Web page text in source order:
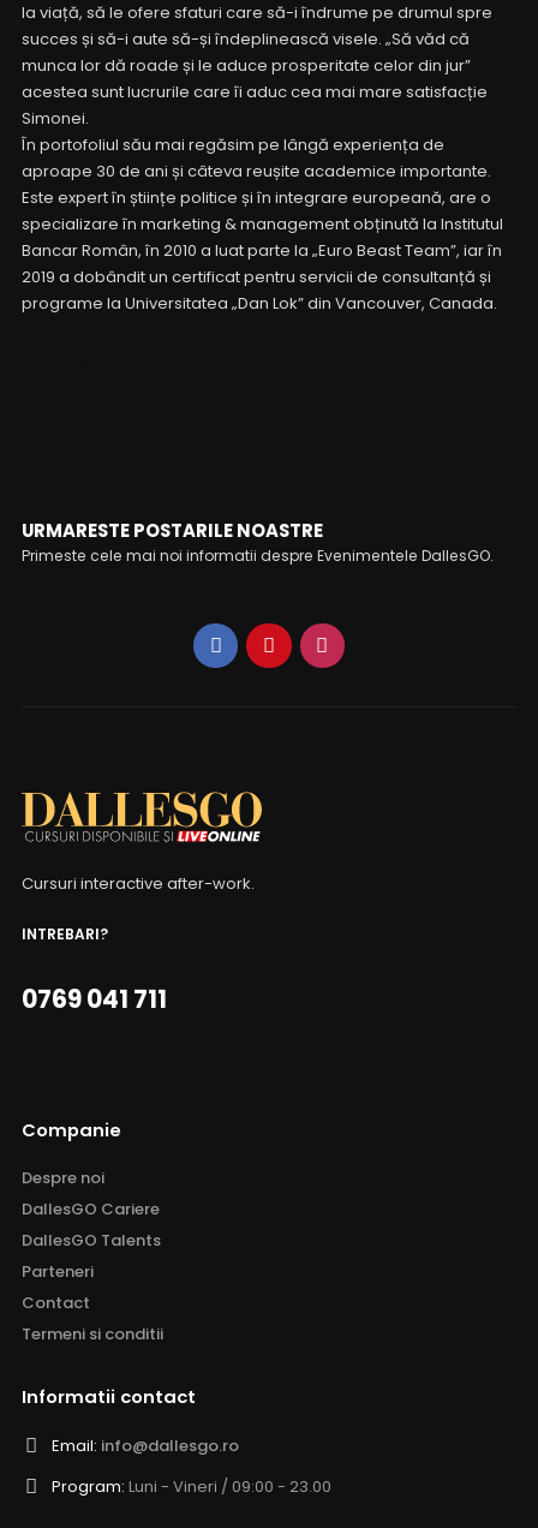
la viață, să le ofere sfaturi care să-i îndrume pe drumul spre
succes și să-i aute să-și îndeplinească visele. „Să văd că
munca lor dă roade și le aduce prosperitate celor din jur”
acestea sunt lucrurile care îi aduc cea mai mare satisfacție
Simonei.
În portofoliul său mai regăsim pe lângă experiența de
aproape 30 de ani și câteva reușite academice importante.
Este expert în științe politice și în integrare europeană, are o
specializare în marketing & management obținută la Institutul
Bancar Român, în 2010 a luat parte la „Euro Beast Team”, iar în
2019 a dobândit un certificat pentru servicii de consultanță și
programe la Universitatea „Dan Lok” din Vancouver, Canada.
URMARESTE POSTARILE NOASTRE
Primeste cele mai noi informatii despre Evenimentele DallesGO.
Cursuri interactive after-work.
INTREBARI?
0769 041 711
Companie
Despre noi
DallesGO Cariere
DallesGO Talents
Parteneri
Contact
Termeni si conditii
Informatii contact
Email: info@dallesgo.ro
Program: Luni - Vineri / 09:00 - 23.00